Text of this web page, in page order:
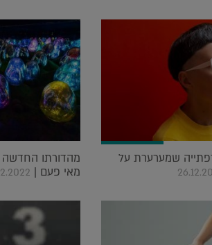
שמערערת על
מאי פעם |